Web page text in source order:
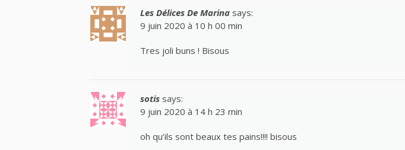
Les Délices De Marina says:
9 juin 2020 à 10 h 00 min
Tres joli buns ! Bisous
sotis says:
9 juin 2020 à 14 h 23 min
oh qu’ils sont beaux tes pains!!!! bisous